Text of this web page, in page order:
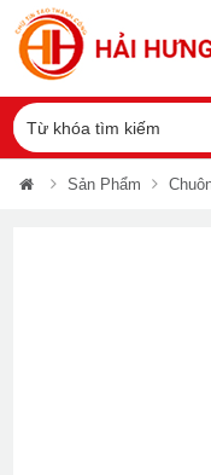
Sản Phẩm